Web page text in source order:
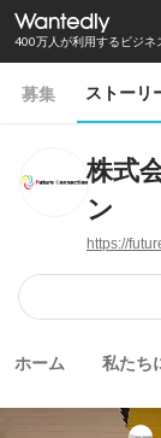
400万人が利用するビジネ
募集 ストーリ
株式
ン
https://
ホーム 私たち